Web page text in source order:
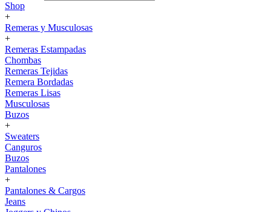
Shop
+
Remeras y Musculosas
+
Remeras Estampadas
Chombas
Remeras Tejidas
Remera Bordadas
Remeras Lisas
Musculosas
Buzos
+
Sweaters
Canguros
Buzos
Pantalones
+
Pantalones & Cargos
Jeans